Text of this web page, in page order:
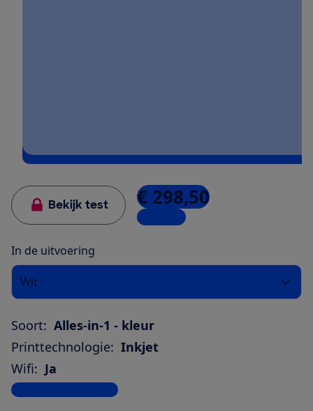
Bekijk test € 298,50
3 winkels
In de uitvoering
Wit
Soort: Alles-in-1 - kleur
Printtechnologie: Inkjet
Wifi: Ja
Bekijk alle specificaties